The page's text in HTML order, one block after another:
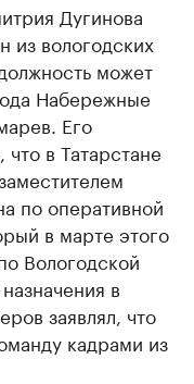
Дугинова
из вологодских
может
Набережные
Его
в Татарстане
по оперативной
в марте этого
Вологодской
в
заявлял, что
кадрами из